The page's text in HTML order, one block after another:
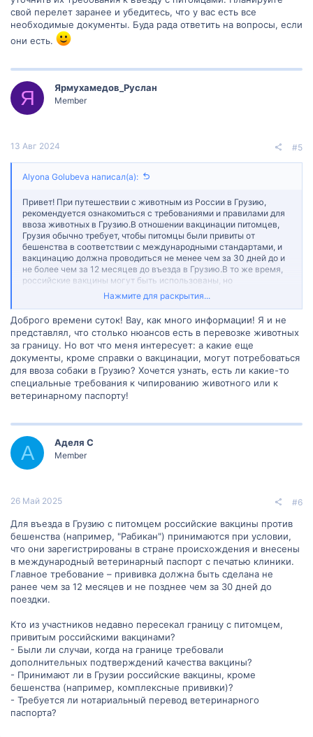
свой перелет заранее и убедитесь, что у вас есть все
необходимые документы. Буда рада ответить на вопросы, если
они есть.
Я Ярмухамедов_Руслан
Member
13 Авг 2024 #5
Alyona Golubeva написал(а):
Привет! При путешествии с животным из России в Грузию,
рекомендуется ознакомиться с требованиями и правилами для
ввоза животных в Грузию.В отношении вакцинации питомцев,
Грузия обычно требует, чтобы питомцы были привиты от
бешенства в соответствии с международными стандартами, и
вакцинацию должна проводиться не менее чем за 30 дней до и
не более чем за 12 месяцев до въезда в Грузию.В то же время,
российские вакцины могут быть использованы, но
рекомендуется проверить, соответствуют ли они
международным стандартам, а также требованиям Грузии.
соответствии с международными стандартами, чтобы быть
признанными и принятыми при въезде в другую страну.Лучше
всего обратиться к официальным источникам, таким как
посольства Грузии или ветеринарные службы, чтобы получить
точную информацию о требованиях к вакцинации питомцев для
въезда в Грузию. Они смогут предоставить вам актуальные и
подробные инструкции и рекомендации по этому вопросу.Также
рекомендуется обратиться к ветеринарному врачу и
мер предосторожности перед путешествием с
питомцем.Надеюсь, это поможет вам лучше понять правила и
требования для въезда питомца в Грузию!
Нажмите для раскрытия...
Доброго времени суток! Вау, как много информации! Я и не
представлял, что столько нюансов есть в перевозке животных
за границу. Но вот что меня интересует: а какие еще
документы, кроме справки о вакцинации, могут потребоваться
для ввоза собаки в Грузию? Хочется узнать, есть ли какие-то
специальные требования к чипированию животного или к
ветеринарному паспорту!
А Аделя С
Member
26 Май 2025 #6
Для въезда в Грузию с питомцем российские вакцины против
бешенства (например, "Рабикан") принимаются при условии,
что они зарегистрированы в стране происхождения и внесены
в международный ветеринарный паспорт с печатью клиники.
Главное требование – прививка должна быть сделана не
ранее чем за 12 месяцев и не позднее чем за 30 дней до
поездки.
Кто из участников недавно пересекал границу с питомцем,
привитым российскими вакцинами?
- Были ли случаи, когда на границе требовали
дополнительных подтверждений качества вакцины?
- Принимают ли в Грузии российские вакцины, кроме
бешенства (например, комплексные прививки)?
- Требуется ли нотариальный перевод ветеринарного
паспорта?